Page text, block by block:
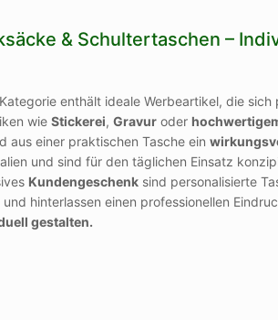
& Schultertaschen –
enthält ideale Werbeartikel, die
wie Stickerei, Gravuroder
aus einer praktischen Tasche ein
und sind für den täglichen Einsatz
Kundengeschenksind personalisierte
und hinterlassen einen professionellen
gestalten.